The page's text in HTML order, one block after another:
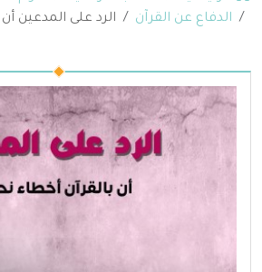
الدفاع عن القرآن
الرد على المدعين